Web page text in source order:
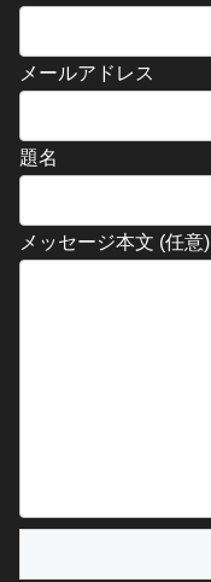
メールアドレス
題名
メッセージ本文 (任意)